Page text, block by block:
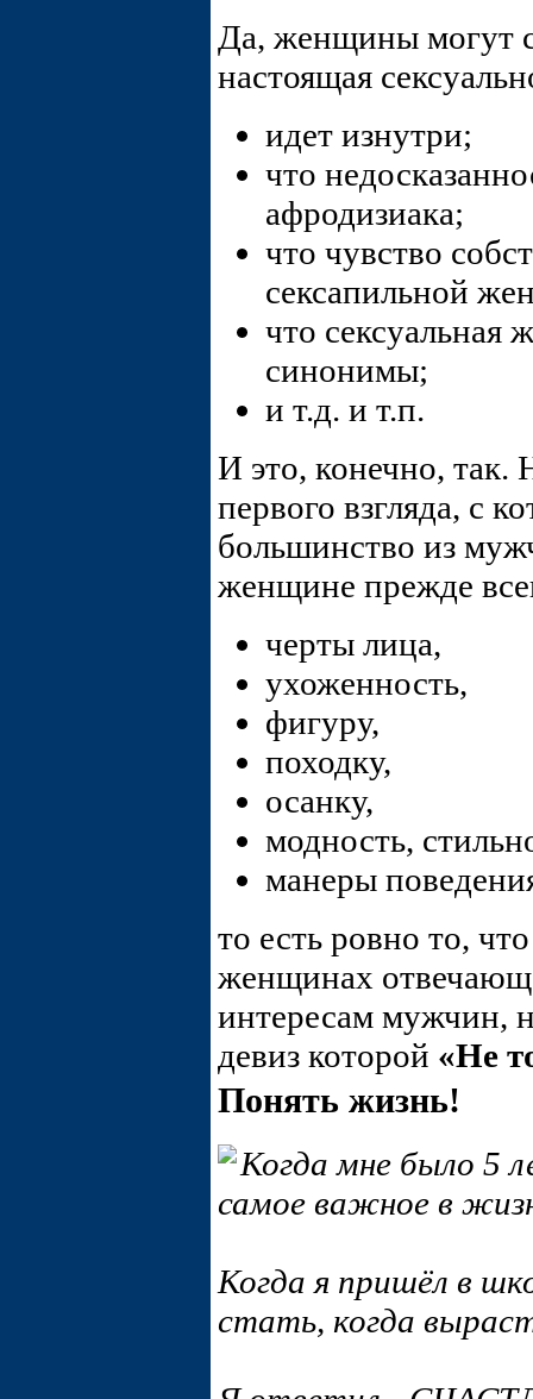
Да, женщины могут
настоящая
идет изнутри;
что
афродизиака;
что чувство
сексапильной
что сексуальная
синонимы;
и т.д. и т.п.
И это, конечно, так.
первого взгляда, с
большинство из
женщине прежде
черты лица,
ухоженность,
фигуру,
походку,
осанку,
модность,
манеры
то есть ровно то,
женщинах
интересам мужчин,
девиз которой «Не
Понять жизнь!
Когда мне было 5
самое важное в
Когда я пришёл в
стать, когда